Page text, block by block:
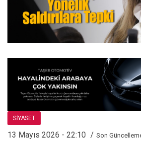
SİYASET
13 Mayıs 2026 - 22:10 Son